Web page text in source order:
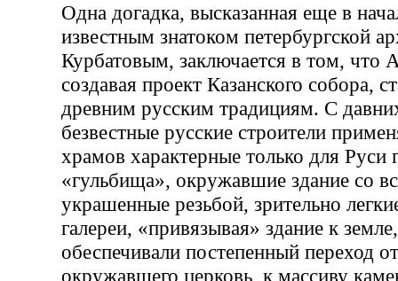
Одна догадка, высказанная еще в
известным знатоком петербургской
Курбатовым, заключается в том,
создавая проект Казанского собора,
древним русским традициям. С
безвестные русские строители
храмов характерные только для Руси
«гульбища», окружавшие здание со
украшенные резьбой, зрительно
галереи, «привязывая» здание к
обеспечивали постепенный переход
окружавшего церковь, к массиву